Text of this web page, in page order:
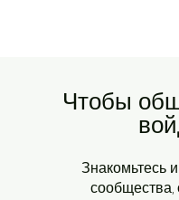
Чтобы
Знакомьтесь
сообщества,